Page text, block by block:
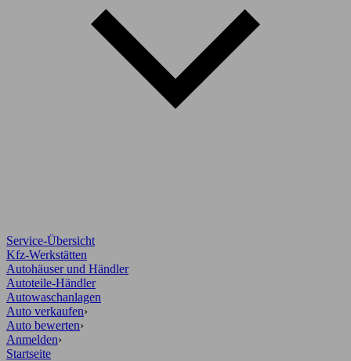
Service-Übersicht
Kfz-Werkstätten
Autohäuser und Händler
Autoteile-Händler
Autowaschanlagen
Auto verkaufen›
Auto bewerten›
Anmelden›
Startseite